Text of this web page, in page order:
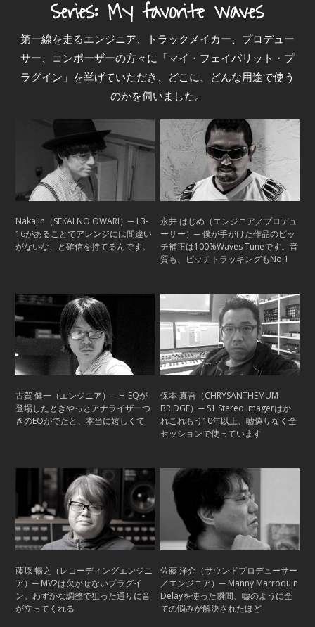
第一線を走るエンジニア、トラックメイカー、プロデュー
サー、コンポーザーの方々に「マイ・フェイバリット・プ
ラグイン」を挙げていただき、どこに、どんな用途で使う
のかを伺いました。
Nakajin（SEKAI NO OWARI）─ L3-
16があることでアレンジには間違い
がないな、と確信を持てるんです。
永井 はじめ（エンジニア／プロデュ
ーサー）─ 僕が手がけた作品のピッ
チ補正は100%Waves Tuneです。音
質も、ピッチトラッキングもNo.1
古賀 健一（エンジニア）─ H-EQが
登場したときやっとアナライザーつ
きのEQがでたと、本当に嬉しくて
保本 真吾（CHRYSANTHEMUM
BRIDGE）─ S1 Stereo Imagerはか
れこれもう10年以上、嘘偽りなく全
セッションで使っています
藤原 暢之（レコーディングエンジニ
ア）─ MV2は欠かせないプラグイ
ン。わずかな調整で狙った通りに音
が立ってくれる
佐藤 洋介（サウンドプロデューサー
／エンジニア）─ Manny Marroquin
Delayを使った瞬間、嘘のように全
ての悩みが解決されたほど